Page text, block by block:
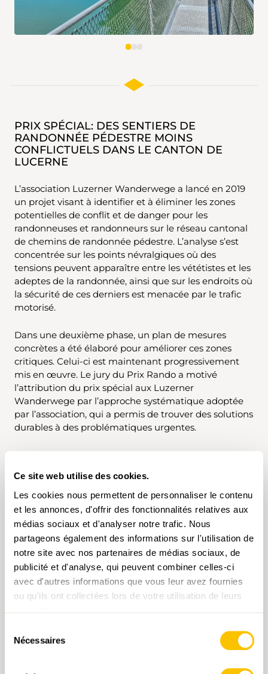
Ce site web utilise des cookies.
Les cookies nous permettent de personnaliser le contenu
et les annonces, d'offrir des fonctionnalités relatives aux
médias sociaux et d'analyser notre trafic. Nous
partageons également des informations sur l'utilisation de
notre site avec nos partenaires de médias sociaux, de
publicité et d'analyse, qui peuvent combiner celles-ci
avec d'autres informations que vous leur avez fournies
ou qu'ils ont collectées lors de votre utilisation de leurs
Nécessaires
PRIX SPÉCIAL: DES SENTIERS DE
RANDONNÉE PÉDESTRE MOINS
CONFLICTUELS DANS LE CANTON DE
LUCERNE
L’association Luzerner Wanderwege a lancé en 2019
un projet visant à identifier et à éliminer les zones
potentielles de conflit et de danger pour les
randonneuses et randonneurs sur le réseau cantonal
de chemins de randonnée pédestre. L’analyse s’est
concentrée sur les points névralgiques où des
tensions peuvent apparaître entre les vététistes et les
adeptes de la randonnée, ainsi que sur les endroits où
la sécurité de ces derniers est menacée par le trafic
motorisé.
Dans une deuxième phase, un plan de mesures
concrètes a été élaboré pour améliorer ces zones
critiques. Celui-ci est maintenant progressivement
mis en œuvre. Le jury du Prix Rando a motivé
l’attribution du prix spécial aux Luzerner
Wanderwege par l’approche systématique adoptée
par l’association, qui a permis de trouver des solutions
durables à des problématiques urgentes.
et la médiation des
Luzerner Wanderwege
peuvent également servir
de modèle à d’autres
cantons. Car la
coexistence harmonieuse
de différents groupes
d’usagères et usagers est